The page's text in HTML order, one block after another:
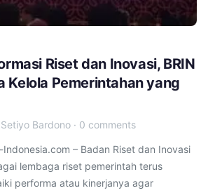
Riset dan Inovasi, BRIN
Kelola Pemerintahan yang
Setiyo Bardono · 0 comments
– Badan Riset dan Inovasi
lembaga riset pemerintah terus
performa atau kinerjanya agar